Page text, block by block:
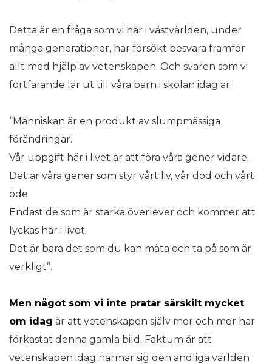
Detta är en fråga som vi här i västvärlden, under
många generationer, har försökt besvara framför
allt med hjälp av vetenskapen. Och svaren som vi
fortfarande lär ut till våra barn i skolan idag är:
“Människan är en produkt av slumpmässiga
förändringar.
Vår uppgift här i livet är att föra våra gener vidare.
Det är våra gener som styr vårt liv, vår död och vårt
öde.
Endast de som är starka överlever och kommer att
lyckas här i livet.
Det är bara det som du kan mäta och ta på som är
verkligt”.
Men något som vi inte pratar särskilt mycket
om idag är att vetenskapen själv mer och mer har
förkastat denna gamla bild. Faktum är att
vetenskapen idag närmar sig den andliga världen